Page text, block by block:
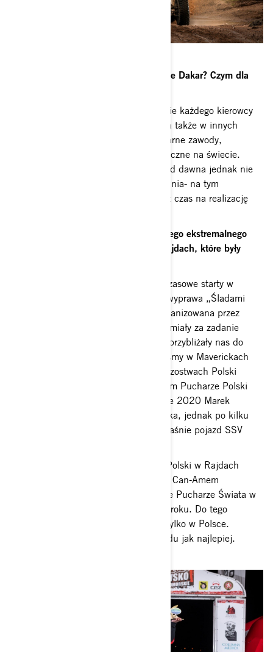
Od kiedy zaczęliście myśleć o Rajdzie Dakar? Czym dla
Rajd Dakar to bez wątpienia marzenie każdego kierowcy
czy pilota, który startuje w rajdach, a także w innych
dziedzinach motorsportu. To legendarne zawody,
najtrudniejsze, najbardziej niebezpieczne na świecie.
Myśleliśmy o starcie w Dakarze już od dawna jednak nie
można tam pojechać bez przygotowania- na tym
skupialiśmy przez ostatni czas. Teraz czas na realizację
Jak odbywały się przygotowania do tego ekstremalnego
rajdu? Czy startowaliście w innych rajdach, które były
W zasadzie wszystkie nasze dotychczasowe starty w
rajdach czy prywatne wyprawy (np. wyprawa „Śladami
Dakaru” w Ameryce Południowej organizowana przez
Blue Bike Centrum BRP Warszawa) miały za zadanie
przygotować nas do tego wyzwania, przybliżały nas do
realizacji tego marzenia. Przejechaliśmy w Maverickach
cały sezon 2019 w Rajdowych Mistrzostwach Polski
Samochodów Terenowych i Rajdowym Pucharze Polski
Samochodów Terenowych. W sezonie 2020 Marek
przesiadł się do Volkswagena Amaroka, jednak po kilku
rajdach stwierdził, że na Dakar to właśnie pojazd SSV
W tym roku Michał został Mistrzem Polski w Rajdach
Terenowych pokonując trasy właśnie Can-Amem
Maverickiem X3. Startowaliśmy także Pucharze Świata w
Rajdach Baja we Włoszech w 2019 roku. Do tego
oczywiście bardzo dużo testów, nie tylko w Polsce.
Staramy się przygotować do tego rajdu jak najlepiej.